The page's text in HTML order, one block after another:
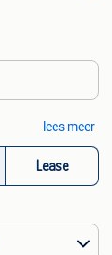
lees meer
Lease